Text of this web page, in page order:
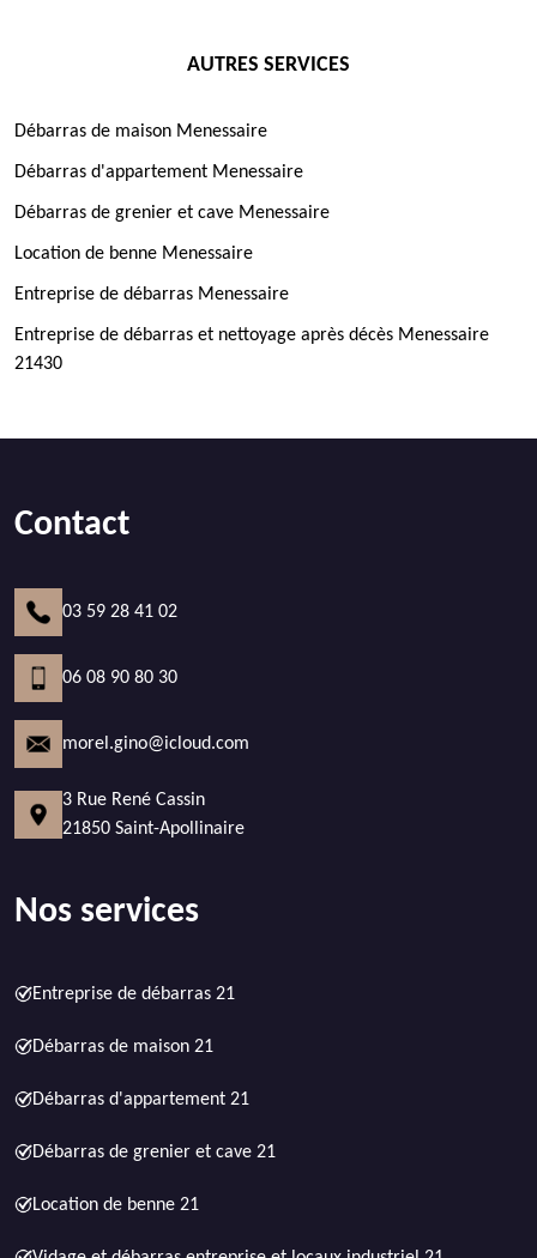
AUTRES SERVICES
Débarras de maison Menessaire
Débarras d'appartement Menessaire
Débarras de grenier et cave Menessaire
Location de benne Menessaire
Entreprise de débarras Menessaire
Entreprise de débarras et nettoyage après décès Menessaire
21430
Contact
03 59 28 41 02
06 08 90 80 30
morel.gino@icloud.com
3 Rue René Cassin
21850 Saint-Apollinaire
Nos services
Entreprise de débarras 21
Débarras de maison 21
Débarras d'appartement 21
Débarras de grenier et cave 21
Location de benne 21